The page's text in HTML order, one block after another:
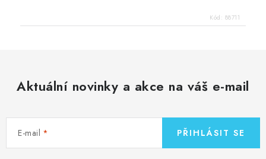
Kód: 88711
Aktuální novinky a akce na váš e-mail
E-mail PŘIHLÁSIT SE